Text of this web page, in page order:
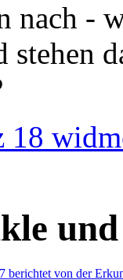
nach -
stehen
von der